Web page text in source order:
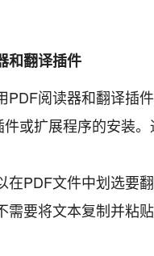
和翻译插件
阅读器和翻译插
或扩展程序的安装
在PDF文件中划选要
要将文本复制并粘